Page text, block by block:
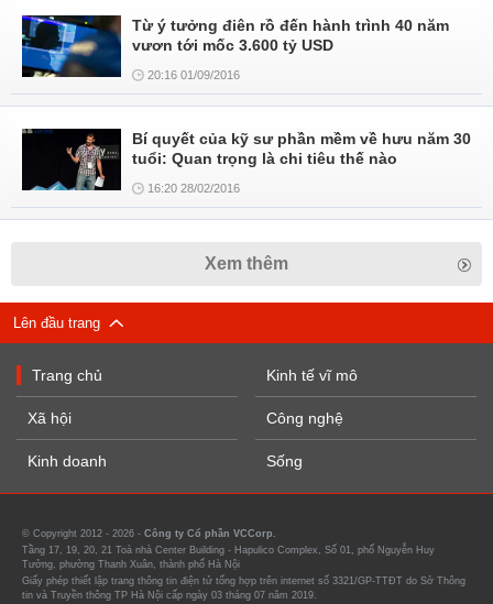
Từ ý tưởng điên rồ đến hành trình 40 năm
vươn tới mốc 3.600 tỷ USD
20:16 01/09/2016
Bí quyết của kỹ sư phần mềm về hưu năm 30
tuổi: Quan trọng là chi tiêu thế nào
16:20 28/02/2016
Xem thêm
Lên đầu trang
Trang chủ
Xã hội
Kinh doanh
Kinh tế vĩ mô
Công nghệ
Sống
© Copyright 2012 - 2026 - Công ty Cổ phần VCCorp.
Tầng 17, 19, 20, 21 Toà nhà Center Building - Hapulico Complex, Số 01, phố Nguyễn Huy
Tưởng, phường Thanh Xuân, thành phố Hà Nội
Giấy phép thiết lập trang thông tin điện tử tổng hợp trên internet số 3321/GP-TTĐT do Sở Thông
tin và Truyền thông TP Hà Nội cấp ngày 03 tháng 07 năm 2019.